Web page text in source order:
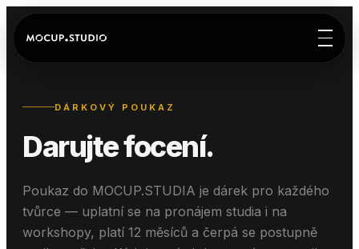
DÁRKOVÝ POUKAZ
Darujte focení.
Poukaz do MOCUP.STUDIA je dárek pro každého
tvůrce — uplatní se na pronájem studia i na
workshopy, platí 12 měsíců a čerpá se postupně